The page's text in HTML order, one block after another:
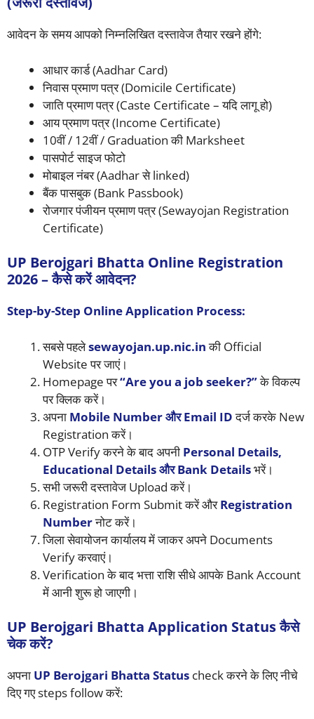
आवेदन के समय आपको निम्नलिखित दस्तावेज तैयार रखने होंगे:
आधार कार्ड (Aadhar Card)
निवास प्रमाण पत्र (Domicile Certificate)
जाति प्रमाण पत्र (Caste Certificate – यदि लागू हो)
आय प्रमाण पत्र (Income Certificate)
10वीं / 12वीं / Graduation की Marksheet
पासपोर्ट साइज फोटो
मोबाइल नंबर (Aadhar से linked)
बैंक पासबुक (Bank Passbook)
रोजगार पंजीयन प्रमाण पत्र (Sewayojan Registration
Certificate)
UP Berojgari Bhatta Online Registration
2026 – कैसे करें आवेदन?
Step-by-Step Online Application Process:
सबसे पहलेsewayojan.up.nic.inकी Official
Website पर जाएं।
Homepage पर“Are you a job seeker?”के विकल्प
पर क्लिक करें।
अपना Mobile Number और Email IDदर्ज करके New
Registration करें।
OTP Verify करने के बाद अपनी Personal Details,
Educational Details और Bank Detailsभरें।
सभी जरूरी दस्तावेज Upload करें।
Registration Form Submit करें औरRegistration
Numberनोट करें।
जिला सेवायोजन कार्यालय में जाकर अपने Documents
Verify करवाएं।
Verification के बाद भत्ता राशि सीधे आपके Bank Account
में आनी शुरू हो जाएगी।
UP Berojgari Bhatta Application Status कैसे
चेक करें?
अपना UP Berojgari Bhatta Status check करने के लिए नीचे
दिए गए steps follow करें: